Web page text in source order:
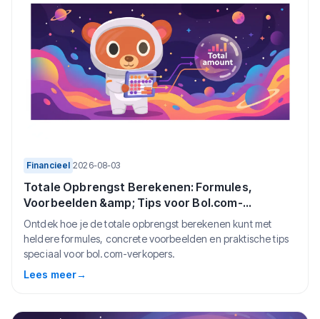
Financieel 2026-08-03
Totale Opbrengst Berekenen: Formules,
Voorbeelden &amp; Tips voor Bol.com-
verkopers (2026)
Ontdek hoe je de totale opbrengst berekenen kunt met
heldere formules, concrete voorbeelden en praktische tips
speciaal voor bol.com-verkopers.
Lees meer→